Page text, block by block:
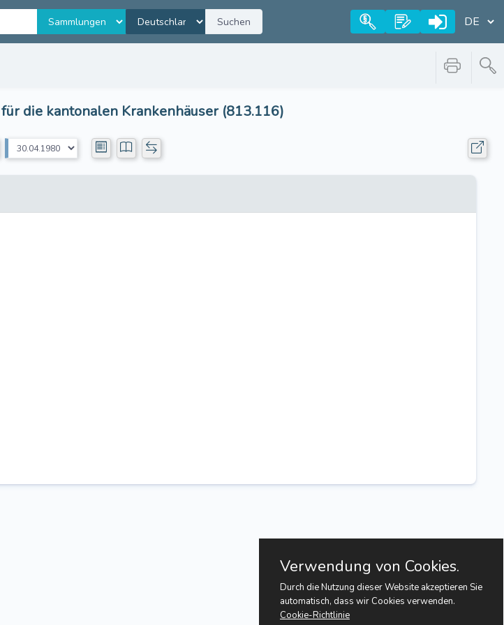
Suchen
die kantonalen Krankenhäuser (813.116)
Verwendung von Cookies.
Durch die Nutzung dieser Website akzeptieren Sie
automatisch, dass wir Cookies verwenden.
Cookie-Richtlinie